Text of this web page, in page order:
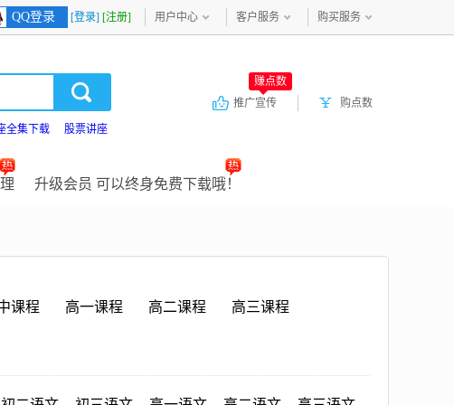
QQ登录 [登录] [注册] 用户中心 客户服务 购买服务
全集下载 股票讲座
购点数
推广宣传
赚点数
升级会员 可以终身免费下载哦！
课程 高一课程 高二课程 高三课程